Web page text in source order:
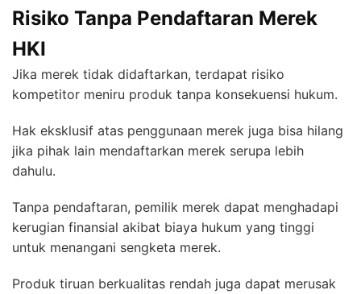
Risiko Tanpa Pendaftaran Merek
HKI
Jika merek tidak didaftarkan, terdapat risiko
kompetitor meniru produk tanpa konsekuensi hukum.
Hak eksklusif atas penggunaan merek juga bisa hilang
jika pihak lain mendaftarkan merek serupa lebih
dahulu.
Tanpa pendaftaran, pemilik merek dapat menghadapi
kerugian finansial akibat biaya hukum yang tinggi
untuk menangani sengketa merek.
Produk tiruan berkualitas rendah juga dapat merusak